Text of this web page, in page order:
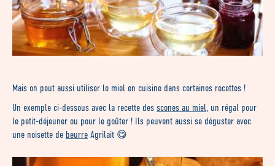
Mais on peut aussi utiliser le miel en cuisine dans certaines recettes !
Un exemple ci-dessous avec la recette des scones au miel , un régal pour
le petit-déjeuner ou pour le goûter ! Ils peuvent aussi se déguster avec
une noisette de beurre Agrilait 😋